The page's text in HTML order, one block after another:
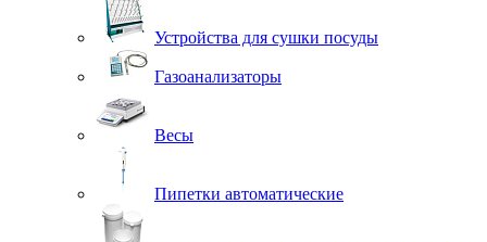
Устройства для сушки посуды
Газоанализаторы
Весы
Пипетки автоматические